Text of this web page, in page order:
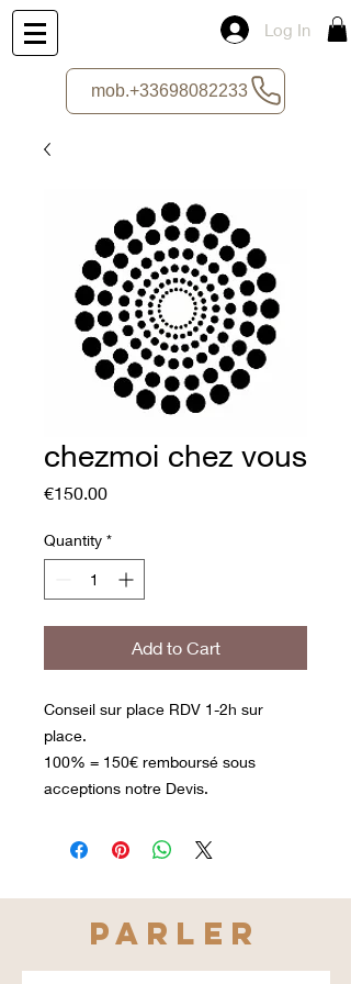
Log In
mob.+33698082233
chezmoi chez vous
€150.00Price
Quantity *
Add to Cart
Conseil sur place RDV 1-2h sur
place.
100% = 150€ remboursé sous
acceptions notre Devis.
PARLER